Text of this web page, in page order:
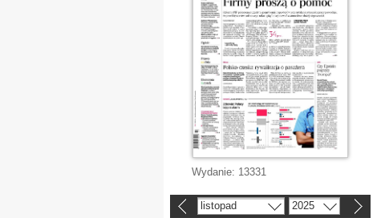
Wydanie: 13331
listopad 2025